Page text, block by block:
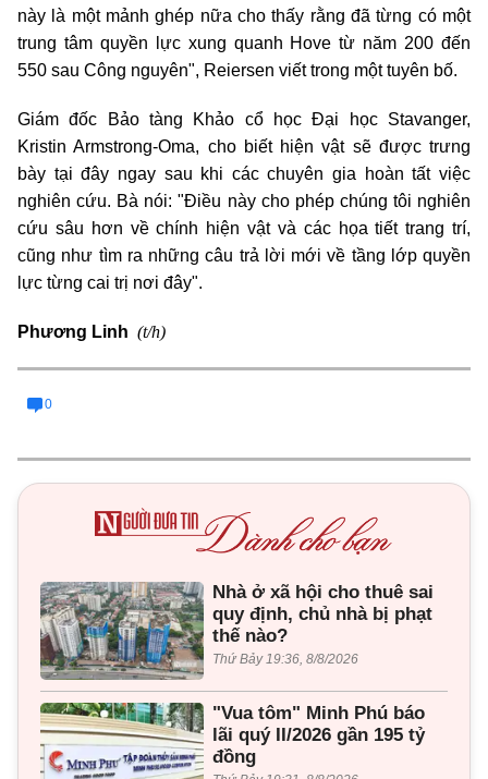
này là một mảnh ghép nữa cho thấy rằng đã từng có một
trung tâm quyền lực xung quanh Hove từ năm 200 đến
550 sau Công nguyên", Reiersen viết trong một tuyên bố.
Giám đốc Bảo tàng Khảo cổ học Đại học Stavanger,
Kristin Armstrong-Oma, cho biết hiện vật sẽ được trưng
bày tại đây ngay sau khi các chuyên gia hoàn tất việc
nghiên cứu. Bà nói: "Điều này cho phép chúng tôi nghiên
cứu sâu hơn về chính hiện vật và các họa tiết trang trí,
cũng như tìm ra những câu trả lời mới về tầng lớp quyền
lực từng cai trị nơi đây".
Phương Linh (t/h)
0
Nhà ở xã hội cho thuê sai
quy định, chủ nhà bị phạt
thế nào?
Thứ Bảy 19:36, 8/8/2026
"Vua tôm" Minh Phú báo
lãi quý II/2026 gần 195 tỷ
đồng